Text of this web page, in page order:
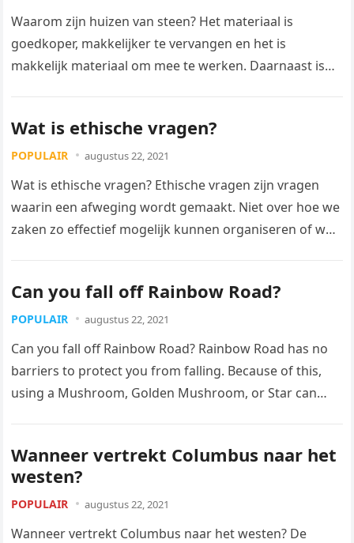
Waarom zijn huizen van steen? Het materiaal is
goedkoper, makkelijker te vervangen en het is
makkelijk materiaal om mee te werken. Daarnaast is
Wat is ethische vragen?
POPULAIR augustus 22, 2021
Wat is ethische vragen? Ethische vragen zijn vragen
waarin een afweging wordt gemaakt. Niet over hoe we
zaken zo effectief mogelijk kunnen organiseren of wat
Can you fall off Rainbow Road?
POPULAIR augustus 22, 2021
Can you fall off Rainbow Road? Rainbow Road has no
barriers to protect you from falling. Because of this,
using a Mushroom, Golden Mushroom, or Star can…
Wanneer vertrekt Columbus naar het
westen?
POPULAIR augustus 22, 2021
Wanneer vertrekt Columbus naar het westen? De